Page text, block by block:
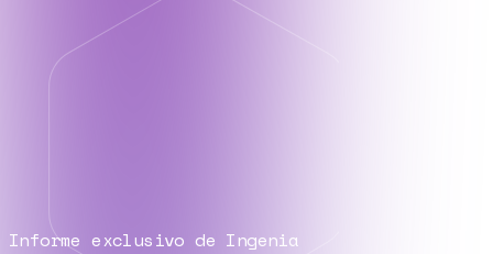
Informe exclusivo de Ingenia